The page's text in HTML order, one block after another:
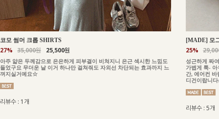
코모 썸머 크롭 SHIRTS
27% 35,000원 25,500원
아주 얇은 두께감으로 은은하게 피부결이 비쳐지니 은근 섹시한 느낌도
들었구요 무더운 날 이거 하나만 걸쳐줘도 자외선 차단되는 효과까지 느
껴지실거예요☆
리뷰수 : 1개
[MADE] 모
25%
성근하게 짜
가볍게 툭-
간, 에어컨 바
디건이랍니
리뷰수 : 5개